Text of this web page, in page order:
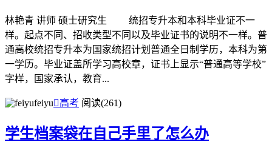
林艳青 讲师 硕士研究生 统招专升本和本科毕业证不一
样。起点不同、招收类型不同以及毕业证书的说明不一样。普
通高校统招专升本为国家统招计划普通全日制学历，本科为第
一学历。毕业证盖所学习高校章，证书上显示“普通高等学校”
字样，国家承认，教育...
feiyu高考 阅读(261)
学生档案袋在自己手里了怎么办